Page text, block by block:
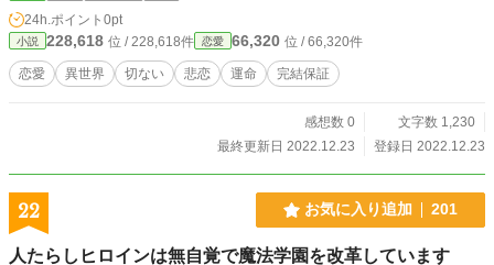
24h.ポイント 0pt
小説 228,618 位 / 228,618件 恋愛 66,320 位 / 66,320件
恋愛 異世界 切ない 悲恋 運命 完結保証
感想数 0
文字数 1,230
最終更新日 2022.12.23
登録日 2022.12.23
22 お気に入り追加 201
人たらしヒロインは無自覚で魔法学園を改革しています